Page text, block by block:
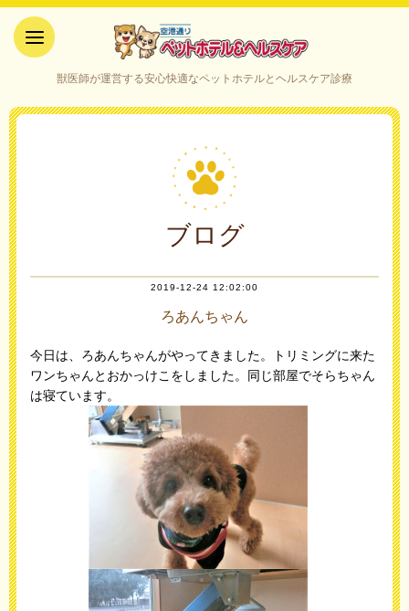
ケア｜山口県宇部市
獣医師が運営する安心快適なペットホテルとヘルスケア診療
ブログ
2019-12-24 12:02:00
ろあんちゃん
今日は、ろあんちゃんがやってきました。トリミングに来た
ワンちゃんとおかっけこをしました。同じ部屋でそらちゃん
は寝ています。